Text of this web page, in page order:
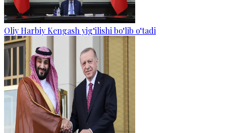
Oliy Harbiy Kengash yig‘ilishi bo‘lib o‘tadi